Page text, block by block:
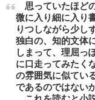
思っていたほど
微に入り細に入り
りつしながら少し
独白の、知的文体
しまって、理屈っ
に口走ってみたく
の雰囲気に似てい
であるのではないか